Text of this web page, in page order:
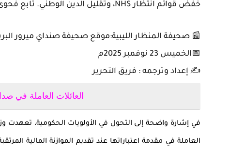
خفض قوائم انتظار NHS، وتقليل الدين الوطني. تابع فحوى التقرير كاملا من هنا 👇
📰 صحيفة المنظار الليبية:موقع صحيفة صنداي ميرور
📅الخميس 23 نوفمبر 2025م
✍️ إعداد وترجمه : فريق التحرير
العائلات العاملة في
في إشارة واضحة إلى التحول في الأولويات الحكومية، تعهدت
العاملة في مقدمة اعتباراتها عند تقديم الموازنة المالية